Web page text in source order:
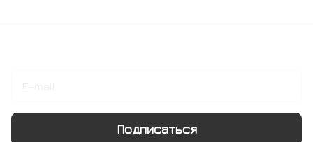
Подписаться